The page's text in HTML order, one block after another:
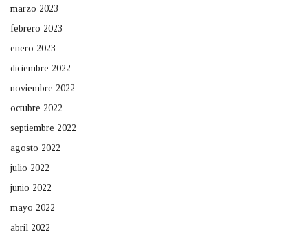
marzo 2023
febrero 2023
enero 2023
diciembre 2022
noviembre 2022
octubre 2022
septiembre 2022
agosto 2022
julio 2022
junio 2022
mayo 2022
abril 2022